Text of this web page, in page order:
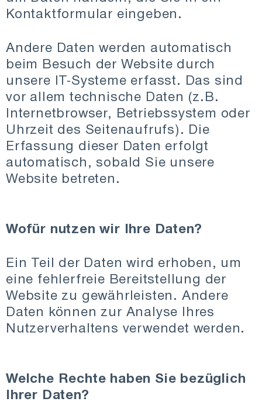
Kontaktformular eingeben.
Andere Daten werden automatisch
beim Besuch der Website durch
unsere IT-Systeme erfasst. Das sind
vor allem technische Daten (z.B.
Internetbrowser, Betriebssystem oder
Uhrzeit des Seitenaufrufs). Die
Erfassung dieser Daten erfolgt
automatisch, sobald Sie unsere
Website betreten.
Wofür nutzen wir Ihre Daten?
Ein Teil der Daten wird erhoben, um
eine fehlerfreie Bereitstellung der
Website zu gewährleisten. Andere
Daten können zur Analyse Ihres
Nutzerverhaltens verwendet werden.
Welche Rechte haben Sie bezüglich
Ihrer Daten?